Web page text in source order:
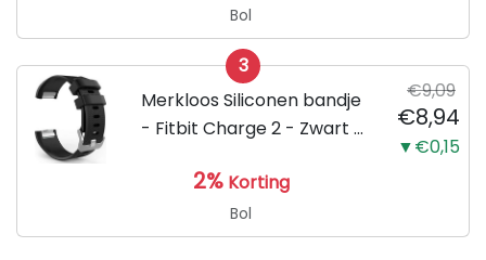
voor de Activity Tracker /
Polsband / Strap Band /...
Bol
3
Merkloos Siliconen bandje
- Fitbit Charge 2 - Zwart -
€9,09
€8,94
▼€0,15
2% Korting
Bol